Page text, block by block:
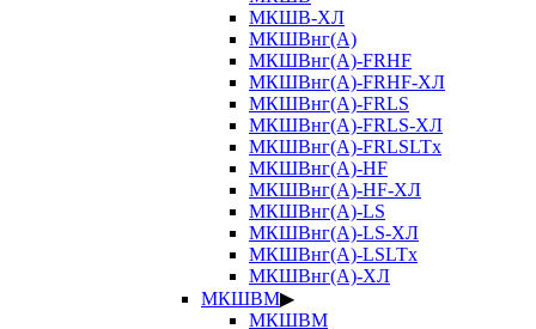
МКШВ-ХЛ
МКШВнг(А)
МКШВнг(А)-FRHF
МКШВнг(А)-FRHF-ХЛ
МКШВнг(А)-FRLS
МКШВнг(А)-FRLS-ХЛ
МКШВнг(А)-FRLSLTx
МКШВнг(А)-HF
МКШВнг(А)-HF-ХЛ
МКШВнг(А)-LS
МКШВнг(А)-LS-ХЛ
МКШВнг(А)-LSLTx
МКШВнг(А)-ХЛ
МКШВМ▶
МКШВМ